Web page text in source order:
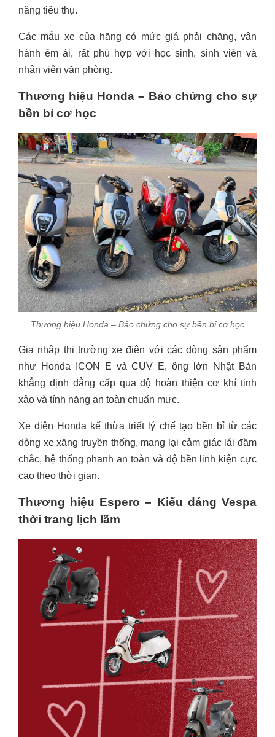
năng tiêu thụ.
Các mẫu xe của hãng có mức giá phải chăng, vận
hành êm ái, rất phù hợp với học sinh, sinh viên và
nhân viên văn phòng.
Thương hiệu Honda – Bảo chứng cho sự
bền bỉ cơ học
Thương hiệu Honda – Bảo chứng cho sự bền bỉ cơ học
Gia nhập thị trường xe điện với các dòng sản phẩm
như Honda ICON E và CUV E, ông lớn Nhật Bản
khẳng định đẳng cấp qua độ hoàn thiện cơ khí tinh
xảo và tính năng an toàn chuẩn mực.
Xe điện Honda kế thừa triết lý chế tạo bền bỉ từ các
dòng xe xăng truyền thống, mang lại cảm giác lái đầm
chắc, hệ thống phanh an toàn và độ bền linh kiện cực
cao theo thời gian.
Thương hiệu Espero – Kiểu dáng Vespa
thời trang lịch lãm